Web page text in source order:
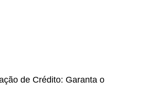
de Crédito: Garanta o